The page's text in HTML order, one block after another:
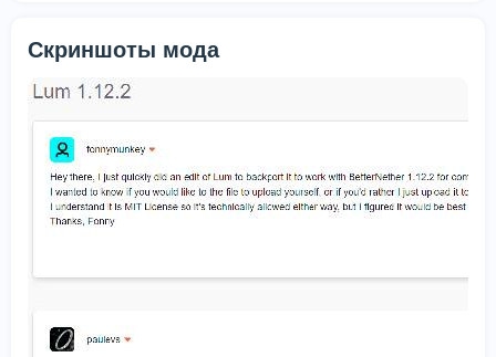
Скриншоты мода